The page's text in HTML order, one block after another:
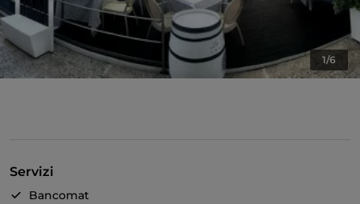
1/6
Servizi
Bancomat